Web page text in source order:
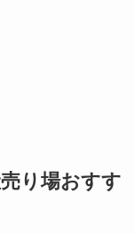
り場おすす